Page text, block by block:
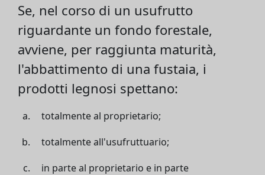
Se, nel corso di un usufrutto
riguardante un fondo forestale,
avviene, per raggiunta maturità,
l'abbattimento di una fustaia, i
prodotti legnosi spettano:
totalmente al proprietario;
totalmente all'usufruttuario;
in parte al proprietario e in parte